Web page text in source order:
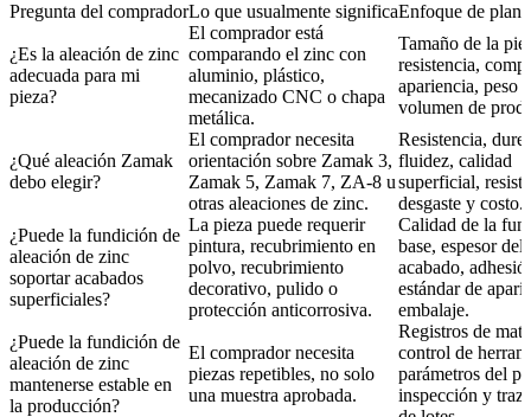
Pregunta del compradorLo que usualmente significaEnfoque de
¿Es la aleación de zinc
adecuada para mi
pieza?
El comprador está
comparando el zinc con
aluminio, plástico,
mecanizado CNC o chapa
metálica.
Tamaño de la
resistencia,
apariencia, peso y
volumen de
¿Qué aleación Zamak
debo elegir?
El comprador necesita
orientación sobre Zamak 3,
Zamak 5, Zamak 7, ZA-8 u
otras aleaciones de zinc.
Resistencia,
fluidez, calidad
superficial,
desgaste y costo.
¿Puede la fundición de
aleación de zinc
soportar acabados
superficiales?
La pieza puede requerir
pintura, recubrimiento en
polvo, recubrimiento
decorativo, pulido o
protección anticorrosiva.
Calidad de la
base, espesor del
acabado,
estándar de
embalaje.
¿Puede la fundición de
aleación de zinc
mantenerse estable en
la producción?
El comprador necesita
piezas repetibles, no solo
una muestra aprobada.
Registros de
control de
parámetros del
inspección y